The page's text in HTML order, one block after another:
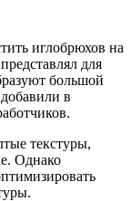
иглобрюхов на
для
большой
в
текстуры,
Однако